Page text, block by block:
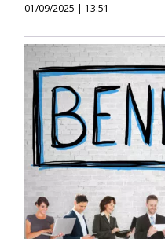
01/09/2025 | 13:51